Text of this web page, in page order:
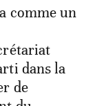
comme un
dans la
de